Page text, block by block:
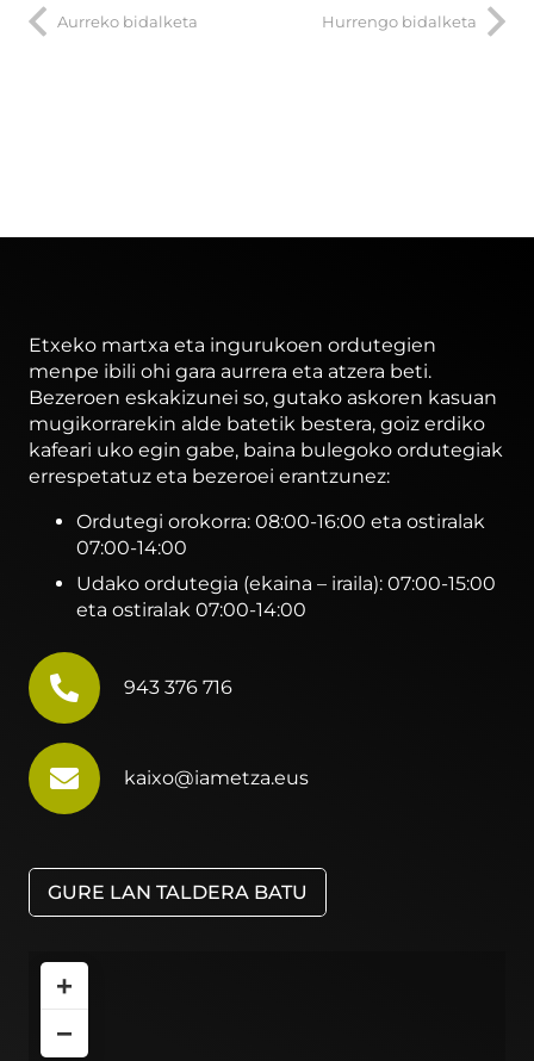
Aurreko bidalketa Hurrengo bidalketa
Etxeko martxa eta ingurukoen ordutegien
menpe ibili ohi gara aurrera eta atzera beti.
Bezeroen eskakizunei so, gutako askoren kasuan
mugikorrarekin alde batetik bestera, goiz erdiko
kafeari uko egin gabe, baina bulegoko ordutegiak
errespetatuz eta bezeroei erantzunez:
Ordutegi orokorra: 08:00-16:00 eta ostiralak
07:00-14:00
Udako ordutegia (ekaina – iraila): 07:00-15:00
eta ostiralak 07:00-14:00
943 376 716
kaixo@iametza.eus
GURE LAN TALDERA BATU
+
−